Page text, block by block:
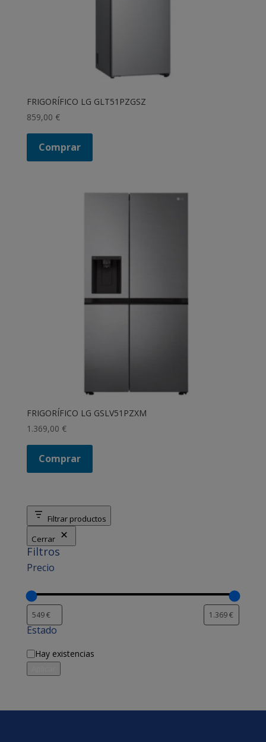
FRIGORÍFICO LG GLT51PZGSZ
859,00 €
Comprar
FRIGORÍFICO LG GSLV51PZXM
1.369,00 €
Comprar
Filtrar productos
Cerrar
Filtros
Precio
Estado
Disponibilidad
Hay existencias